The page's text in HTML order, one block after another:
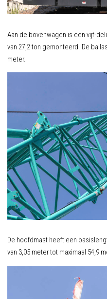
Aan de bovenwagen is een vijf-
van 27,2 ton gemonteerd. De
meter.
De hoofdmast heeft een
van 3,05 meter tot maximaal 54,9